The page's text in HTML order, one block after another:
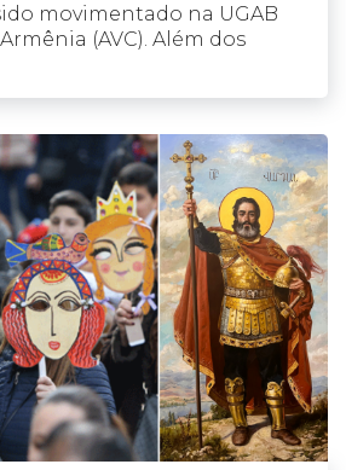
movimentado na UGAB
(AVC). Além dos